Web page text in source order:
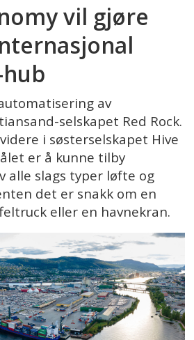
vil gjøre
av
selskapet Red Rock.
i søsterselskapet Hive
er å kunne tilby
alle slags typer løfte og
det er snakk om en
eller en havnekran.